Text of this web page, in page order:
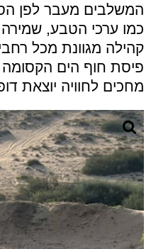
המשלבים מעבר לפן
כמו ערכי הטבע,
קהילה מגוונת מכל
פיסת חוף הים הקסומה
מחכים לחוויה יוצאת